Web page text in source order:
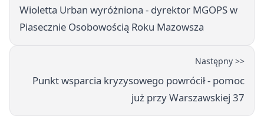
Wioletta Urban wyróżniona - dyrektor MGOPS w
Piasecznie Osobowością Roku Mazowsza
Następny >>
Punkt wsparcia kryzysowego powrócił - pomoc
już przy Warszawskiej 37